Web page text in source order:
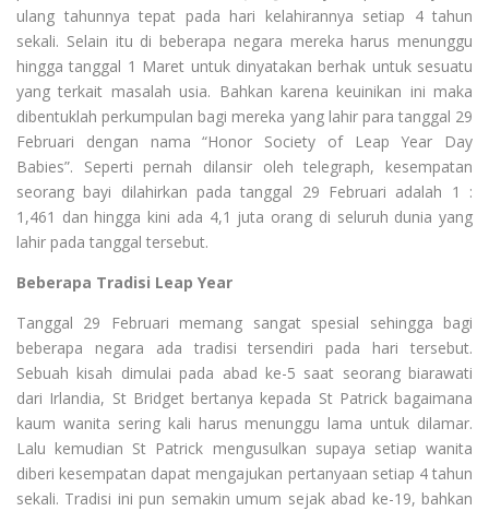
ulang tahunnya tepat pada hari kelahirannya setiap 4 tahun
sekali. Selain itu di beberapa negara mereka harus menunggu
hingga tanggal 1 Maret untuk dinyatakan berhak untuk sesuatu
yang terkait masalah usia. Bahkan karena keuinikan ini maka
dibentuklah perkumpulan bagi mereka yang lahir para tanggal 29
Februari dengan nama “Honor Society of Leap Year Day
Babies”. Seperti pernah dilansir oleh telegraph, kesempatan
seorang bayi dilahirkan pada tanggal 29 Februari adalah 1 :
1,461 dan hingga kini ada 4,1 juta orang di seluruh dunia yang
lahir pada tanggal tersebut.
Beberapa Tradisi Leap Year
Tanggal 29 Februari memang sangat spesial sehingga bagi
beberapa negara ada tradisi tersendiri pada hari tersebut.
Sebuah kisah dimulai pada abad ke-5 saat seorang biarawati
dari Irlandia, St Bridget bertanya kepada St Patrick bagaimana
kaum wanita sering kali harus menunggu lama untuk dilamar.
Lalu kemudian St Patrick mengusulkan supaya setiap wanita
diberi kesempatan dapat mengajukan pertanyaan setiap 4 tahun
sekali. Tradisi ini pun semakin umum sejak abad ke-19, bahkan